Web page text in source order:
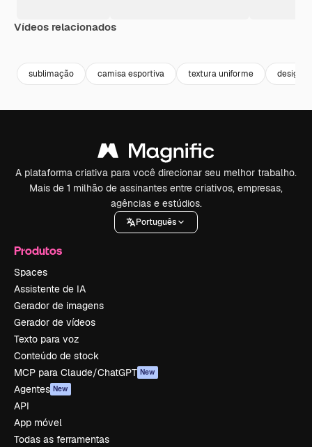
Vídeos relacionados
sublimação camisa esportiva textura uniforme design
A plataforma criativa para você direcionar seu melhor trabalho.
Mais de 1 milhão de assinantes entre criativos, empresas,
agências e estúdios.
Português
Produtos
Spaces
Assistente de IA
Gerador de imagens
Gerador de vídeos
Texto para voz
Conteúdo de stock
MCP para Claude/ChatGPT New
Agentes New
API
App móvel
Todas as ferramentas